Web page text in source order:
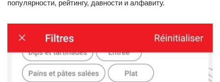
популярности, рейтингу, давности и алфавиту.